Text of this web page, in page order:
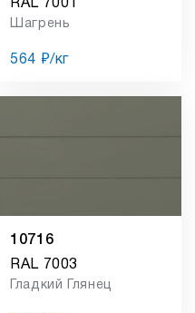
Шагрень
564 ₽/кг
10716
RAL 7003
Гладкий Глянец